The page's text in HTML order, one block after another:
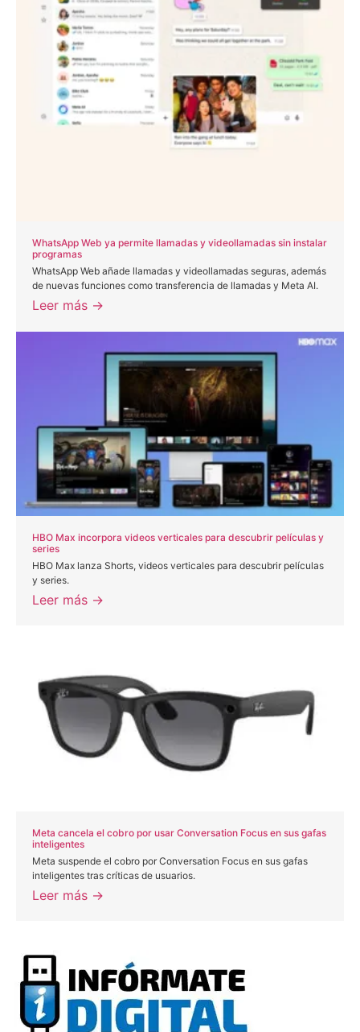
WhatsApp Web ya permite llamadas y videollamadas sin instalar
programas
WhatsApp Web añade llamadas y videollamadas seguras, además
de nuevas funciones como transferencia de llamadas y Meta AI.
Leer más →
HBO Max incorpora videos verticales para descubrir películas y
series
HBO Max lanza Shorts, videos verticales para descubrir películas
y series.
Leer más →
Meta cancela el cobro por usar Conversation Focus en sus gafas
inteligentes
Meta suspende el cobro por Conversation Focus en sus gafas
inteligentes tras críticas de usuarios.
Leer más →